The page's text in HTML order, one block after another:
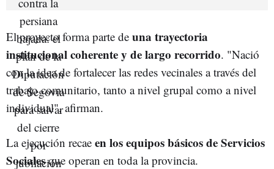
El proyecto forma parte de una trayectoria
institucional coherente y de largo recorrido. "Nació
con la idea de fortalecer las redes vecinales a través del
trabajo comunitario, tanto a nivel grupal como a nivel
individual", afirman.
La ejecución recae en los equipos básicos de Servicios
Socialesque operan en toda la provincia.